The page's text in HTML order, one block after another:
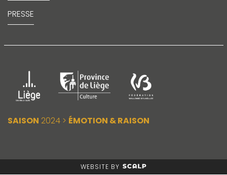
PRESSE
SAISON 2024 > ÉMOTION & RAISON
WEBSITE BY